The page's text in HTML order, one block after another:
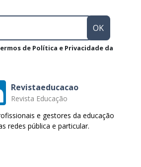
de Política e Privacidade da
Revistaeducacao
Revista Educação
e gestores da educação
redes pública e particular.